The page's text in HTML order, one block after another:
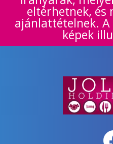
eltérhetnek, és
ajánlattételnek.
képek